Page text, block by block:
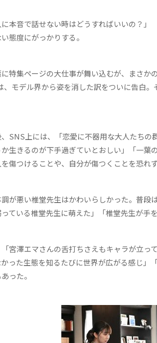
本音で話せない時はどうすればいいの？
態度にがっかりする。
特集ページの大仕事が舞い込むが、まさか
、モデル界から姿を消した訳をついに告白
SNS上には、「恋愛に不器用な大人たちの
生きるのが下手過ぎていとおしい」「一
傷つけることや、自分が傷つくことを恐れ
が悪い椎堂先生はかわいらしかった。普段
ている椎堂先生に萌えた」「椎堂先生が
宮澤エマさんの舌打ちさえもキャラが立っ
った生態を知るたびに世界が広がる感じ
った。